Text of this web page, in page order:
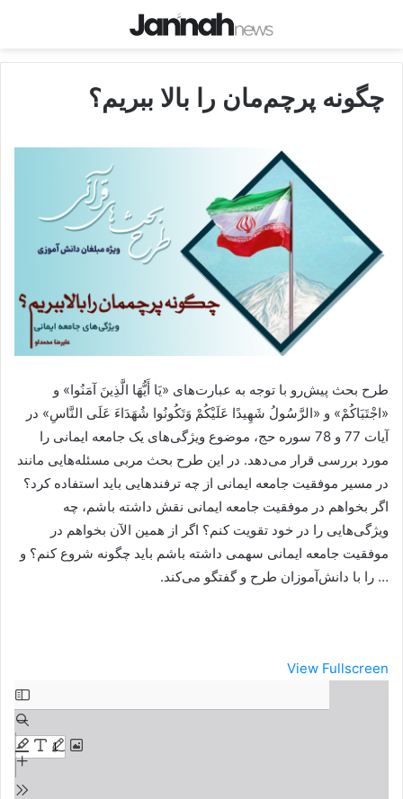
چگونه پرچم‌مان را بالا ببریم؟
طرح بحث پیش‌رو با توجه به عبارت‌های «يَا أَيُّهَا الَّذِينَ آمَنُوا» و
«اجْتَبَاكُمْ» و «الرَّسُولُ شَهِيدًا عَلَيْكُمْ وَتَكُونُوا شُهَدَاءَ عَلَى النَّاسِ» در
آیات 77 و 78 سوره حج، موضوع ویژگی‌های یک جامعه ایمانی را
مورد بررسی قرار می‌دهد. در این طرح بحث مربی مسئله‌هایی مانند
در مسیر موفقیت جامعه ایمانی از چه ترفندهایی باید استفاده کرد؟
اگر بخواهم در موفقیت جامعه ایمانی نقش داشته باشم، چه
ویژگی‌هایی را در خود تقویت کنم؟ اگر از همین الآن بخواهم در
موفقیت جامعه ایمانی سهمی داشته باشم باید چگونه شروع کنم؟ و
… را با دانش‌آموزان طرح و گفتگو می‌کند.
View Fullscreen